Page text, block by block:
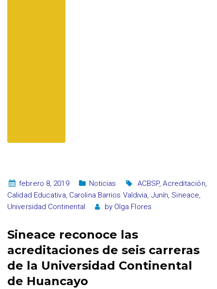
febrero 8, 2019 Noticias ACBSP,Acreditación,
Calidad Educativa, Carolina Barrios Valdivia, Junín, Sineace,
Universidad Continental
by Olga Flores
Sineace reconoce las
acreditaciones de seis carreras
de la Universidad Continental
de Huancayo